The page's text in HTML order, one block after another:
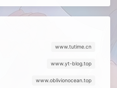
www.tutime.cn
www.yt-blog.top
www.oblivionocean.top